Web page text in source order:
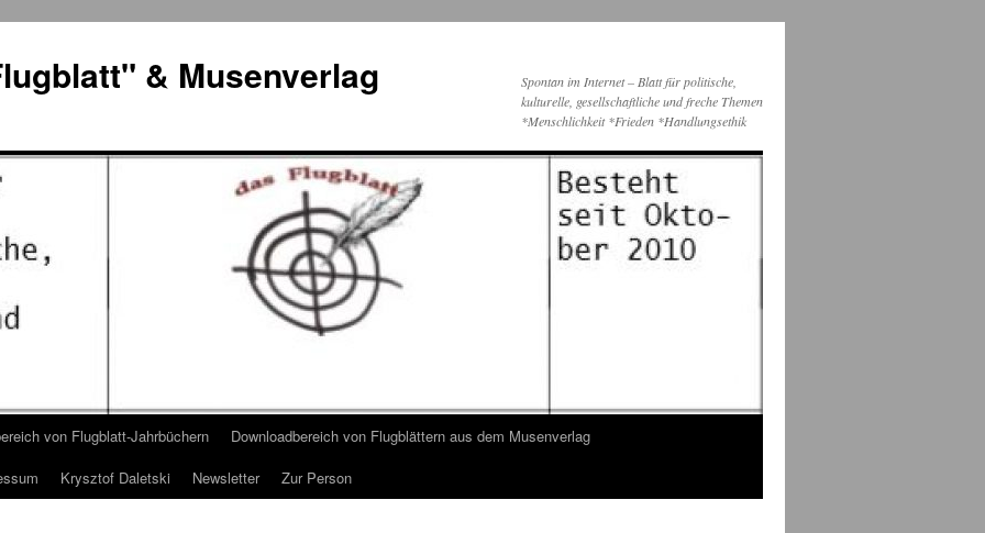
& Musenverlag
Spontan im Internet – Blatt für politische,
kulturelle, gesellschaftliche und freche Themen
*Menschlichkeit *Frieden *Handlungsethik
von Flugblatt-Jahrbüchern
Downloadbereich von Flugblättern aus dem Musenverlag
Krysztof Daletski Newsletter Zur Person